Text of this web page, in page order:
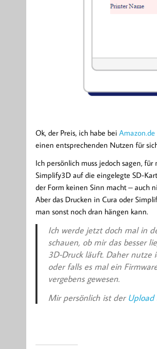
Ok, der Preis, ich habe bei
einen entsprechenden Nutzen für
Ich persönlich muss jedoch sagen,
Simplify3D auf die eingelegte SD-
der Form keinen Sinn macht – auch
Aber das Drucken in Cura oder
man sonst noch dran hängen kann.
Ich werde jetzt doch mal in
schauen, ob mir das besser
3D-Druck läuft. Daher nutze
oder falls es mal ein
vergebens gewesen.
Mir persönlich ist der